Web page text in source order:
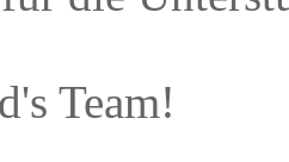
Team!